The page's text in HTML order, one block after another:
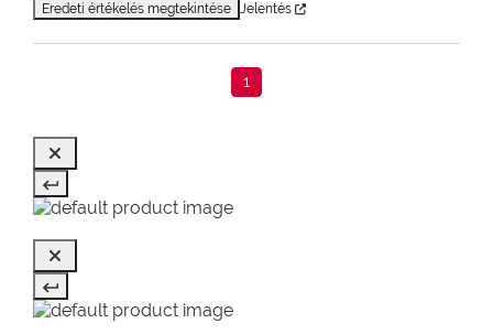
Eredeti értékelés megtekintése Jelentés
1